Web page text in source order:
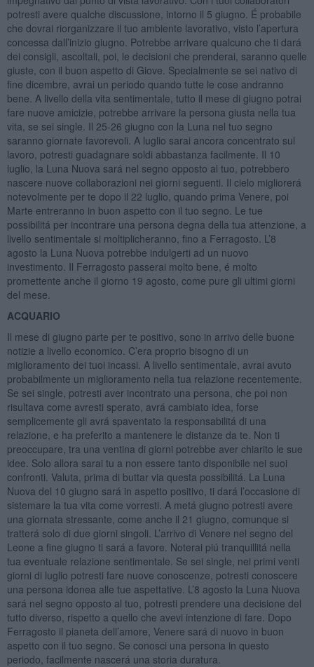
potresti avere qualche discussione, intorno il 5 giugno. É probabile
che dovrai riorganizzare il tuo ambiente lavorativo, visto l’apertura
concessa dall’inizio giugno. Potrebbe arrivare qualcuno che ti dará
dei consigli, ascoltali, poi, le decisioni che prenderai, saranno quelle
giuste, con il buon aspetto di Giove. Specialmente se sei nativo di
fine dicembre, avrai un periodo quando tutte le cose andranno
bene. A livello della vita sentimentale, tutto il mese di giugno potrai
fare nuove amicizie, potrebbe arrivare la persona giusta nella tua
vita, se sei single. Il 25-26 giugno con la Luna nel tuo segno
saranno giornate favorevoli. A luglio sarai ancora concentrato sul
lavoro, potresti guadagnare soldi abbastanza facilmente. Il 10
luglio, la Luna Nuova sará nel segno opposto al tuo, potrebbero
nascere nuove collaborazioni nei giorni seguenti. Il cielo migliorerá
notevolmente per te dopo il 22 luglio, quando prima Venere, poi
Marte entreranno in buon aspetto con il tuo segno. Le tue
possibilitá per incontrare una persona degna della tua attenzione, a
livello sentimentale si moltiplicheranno, fino a Ferragosto. L’8
agosto la Luna Nuova potrebbe indulgerti ad un nuovo
investimento. Il Ferragosto passerai molto bene, é molto
promettente anche il giorno 19 agosto, come pure gli ultimi giorni
del mese.
ACQUARIO
Il mese di giugno parte per te positivo, sono in arrivo delle buone
notizie a livello economico. C’era proprio bisogno di un
miglioramento dei tuoi incassi. A livello sentimentale, avrai avuto
probabilmente un miglioramento nella tua relazione recentemente.
Se sei single, potresti aver incontrato una persona, che poi non
risultava come avresti sperato, avrá cambiato idea, forse
semplicemente gli avrá spaventato la responsabilitá di una
relazione, e ha preferito a mantenere le distanze da te. Non ti
preoccupare, tra una ventina di giorni potrebbe aver chiarito le sue
idee. Solo allora sarai tu a non essere tanto disponibile nei suoi
confronti. Valuta, prima di buttar via questa possibilitá. La Luna
Nuova del 10 giugno sará in aspetto positivo, ti dará l’occasione di
sistemare la tua vita come vorresti. A metá giugno potresti avere
una giornata stressante, come anche il 21 giugno, comunque si
tratterá solo di due giorni singoli. L’arrivo di Venere nel segno del
Leone a fine giugno ti sará a favore. Noterai piú tranquillitá nella
tua eventuale relazione sentimentale. Se sei single, nei primi venti
giorni di luglio potresti fare nuove conoscenze, potresti conoscere
una persona idonea alle tue aspettative. L’8 agosto la Luna Nuova
sará nel segno opposto al tuo, potresti prendere una decisione del
tutto diverso, rispetto a quello che avevi intenzione di fare. Dopo
Ferragosto il pianeta dell’amore, Venere sará di nuovo in buon
aspetto con il tuo segno. Se conosci una persona in questo
periodo, facilmente nascerá una storia duratura.